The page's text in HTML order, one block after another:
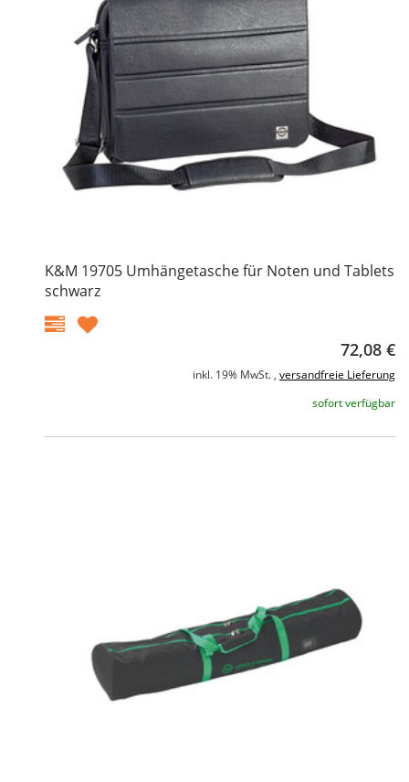
K&M 19705 Umhängetasche für Noten und Tablets
schwarz
72,08 €
inkl. 19% MwSt. , versandfreie Lieferung
sofort verfügbar